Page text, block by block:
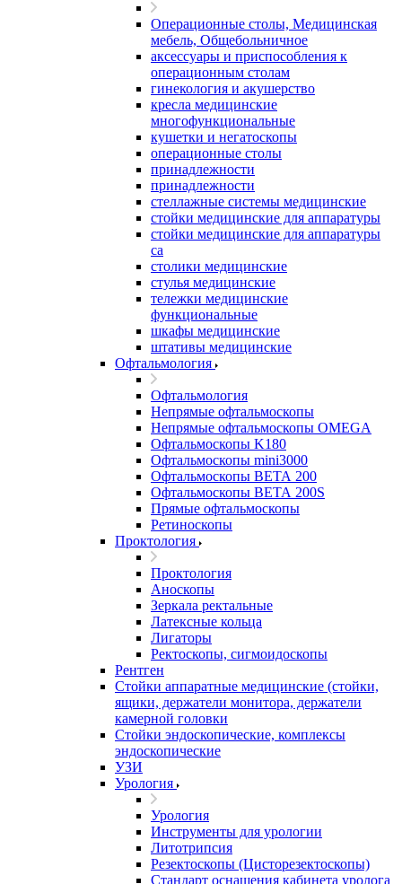
Операционные столы, Медицинская
мебель, Общебольничное
аксессуары и приспособления к
операционным столам
гинекология и акушерство
кресла медицинские
многофункциональные
кушетки и негатоскопы
операционные столы
принадлежности
принадлежности
стеллажные системы медицинские
стойки медицинские для аппаратуры
стойки медицинские для аппаратуры
са
столики медицинские
стулья медицинские
тележки медицинские
функциональные
шкафы медицинские
штативы медицинские
Офтальмология
Офтальмология
Непрямые офтальмоскопы
Непрямые офтальмоскопы OMEGA
Офтальмоскопы K180
Офтальмоскопы mini3000
Офтальмоскопы ВЕТА 200
Офтальмоскопы ВЕТА 200S
Прямые офтальмоскопы
Ретиноскопы
Проктология
Проктология
Аноскопы
Зеркала ректальные
Латексные кольца
Лигаторы
Ректоскопы, сигмоидоскопы
Рентген
Стойки аппаратные медицинские (стойки,
ящики, держатели монитора, держатели
камерной головки
Стойки эндоскопические, комплексы
эндоскопические
УЗИ
Урология
Урология
Инструменты для урологии
Литотрипсия
Резектоскопы (Цисторезектоскопы)
Стандарт оснащения кабинета уролога